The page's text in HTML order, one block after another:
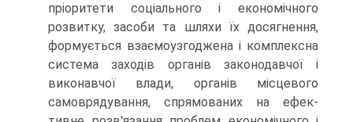
пріоритети соціального і економічного
розвит­ку, засоби та шляхи їх досягнення,
формується взаємоузгоджена і комплексна
система заходів органів законодавчої і
виконавчої влади, органів місцевого
самоврядування, спрямованих на ефек­